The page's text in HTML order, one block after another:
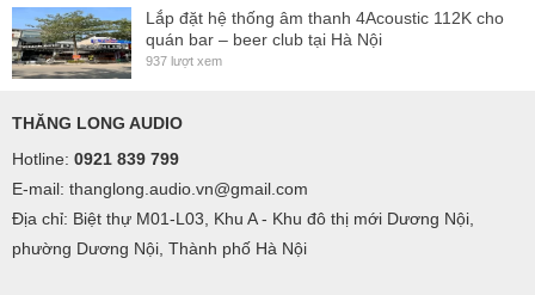
Lắp đặt hệ thống âm thanh 4Acoustic 112K cho
quán bar – beer club tại Hà Nội
937 lượt xem
THĂNG LONG AUDIO
Hotline: 0921 839 799
E-mail: thanglong.audio.vn@gmail.com
Địa chỉ: Biệt thự M01-L03, Khu A - Khu đô thị mới Dương Nội,
phường Dương Nội, Thành phố Hà Nội